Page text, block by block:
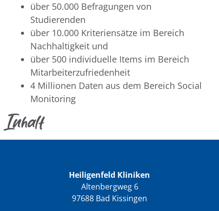
über 50.000 Befragungen von
Studierenden
über 10.000 Kriteriensätze im Bereich
Nachhaltigkeit und
über 500 individuelle Items im Bereich
Mitarbeiterzufriedenheit
4 Millionen Daten aus dem Bereich Social
Monitoring
Inhalt
Heiligenfeld Kliniken
Altenbergweg 6
97688 Bad Kissingen